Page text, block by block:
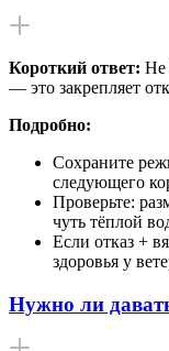
Короткий ответ: Не
— это закрепляет
Подробно:
Сохраните
следующего
Проверьте:
чуть тёплой
Если отказ +
здоровья у
Нужно ли